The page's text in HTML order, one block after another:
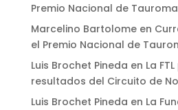
Premio Nacional de
Marcelino Bartolomeen
el Premio Nacional de
Luis Brochet Pineda en La
resultados del Circuito de
Luis Brochet Pineda en La